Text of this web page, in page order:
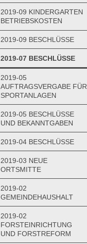
2019-09 KINDERGARTEN
BETRIEBSKOSTEN
2019-09 BESCHLÜSSE
2019-07 BESCHLÜSSE
2019-05
AUFTRAGSVERGABE FÜR
SPORTANLAGEN
2019-05 BESCHLÜSSE
UND BEKANNTGABEN
2019-04 BESCHLÜSSE
2019-03 NEUE
ORTSMITTE
2019-02
GEMEINDEHAUSHALT
2019-02
FORSTEINRICHTUNG
UND FORSTREFORM